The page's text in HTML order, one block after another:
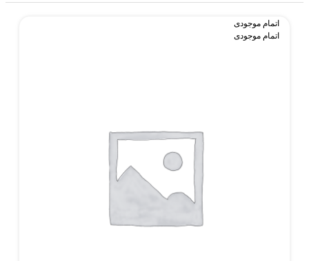
اتمام موجودی
اتمام موجودی